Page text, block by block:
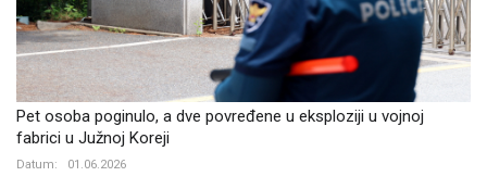
Pet osoba poginulo, a dve povređene u eksploziji u vojnoj
fabrici u Južnoj Koreji
Datum: 01.06.2026